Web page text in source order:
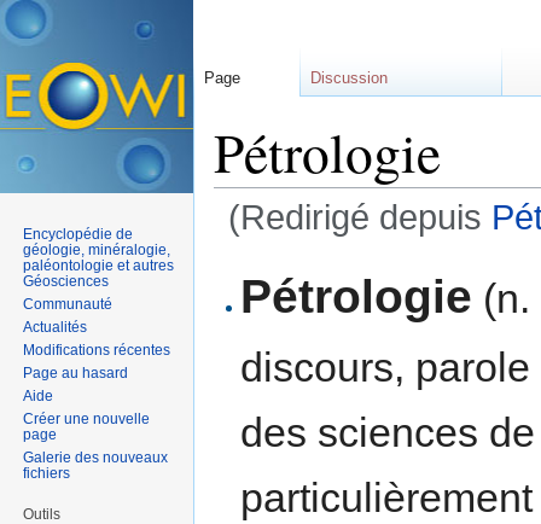
Pétrologie
(Redirigé depuis
Pétrologie
discours,
des sciences
Page Discussion
Encyclopédie de
géologie, minéralogie,
paléontologie et autres
Géosciences
Communauté
Actualités
Modifications récentes
Page au hasard
Aide
Créer une nouvelle
page
Galerie des nouveaux
fichiers
Outils